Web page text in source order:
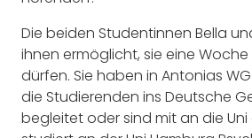
Die beiden Studentinnen Bella
ihnen ermöglicht, sie eine
dürfen. Sie haben in Antonias
die Studierenden ins Deutsche
begleitet oder sind mit an die